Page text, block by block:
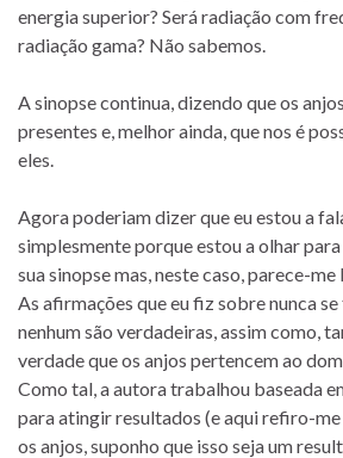
energia superior? Será radiação com
radiação gama? Não sabemos.
A sinopse continua, dizendo que os
presentes e, melhor ainda, que nos é
eles.
Agora poderiam dizer que eu estou a
simplesmente porque estou a olhar
sua sinopse mas, neste caso, parece-
As afirmações que eu fiz sobre nunca
nenhum são verdadeiras, assim como,
verdade que os anjos pertencem ao
Como tal, a autora trabalhou baseada
para atingir resultados (e aqui refiro-
os anjos, suponho que isso seja um